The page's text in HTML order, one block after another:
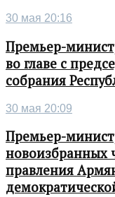
30 мая 20:16
Премьер-
во главе с
собрания
30 мая 20:09
Премьер-
новоизбранных
правления